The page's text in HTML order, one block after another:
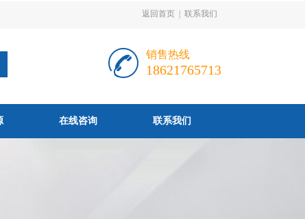
返回首页 联系我们
销售热线
18621765713
在线咨询 联系我们